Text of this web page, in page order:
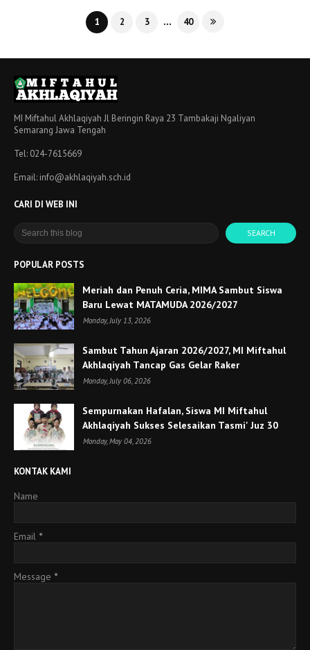
1 2 3 ... 40
MI Miftahul Akhlaqiyah Jl Beringin Raya 23 Tambakaji Ngaliyan
Semarang Jawa Tengah
Tel: 024-7615669
Email: info@akhlaqiyah.sch.id
CARI DI WEB INI
POPULAR POSTS
Meriah dan Penuh Ceria, MIMA Sambut Siswa
Baru Lewat MATAMUDA 2026/2027
Monday, July 13, 2026
Sambut Tahun Ajaran 2026/2027, MI Miftahul
Akhlaqiyah Tancap Gas Gelar Raker
Monday, July 06, 2026
Sempurnakan Hafalan, Siswa MI Miftahul
Akhlaqiyah Sukses Selesaikan Tasmi' Juz 30
Monday, May 04, 2026
KONTAK KAMI
Name
Email *
Message *